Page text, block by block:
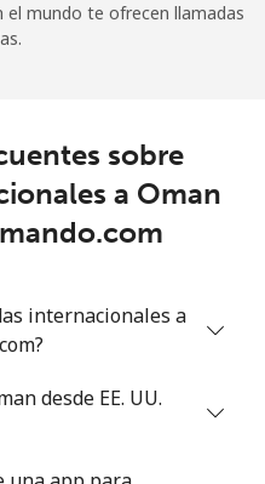
el mundo te ofrecen llamadas
sobre
a Oman
internacionales a
desde EE. UU.